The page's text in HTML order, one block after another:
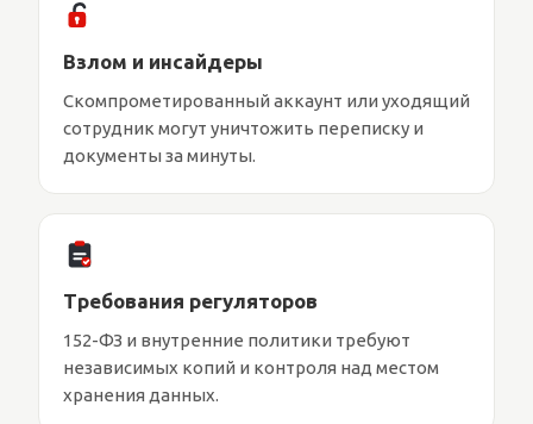
Взлом и инсайдеры
Скомпрометированный аккаунт или уходящий
сотрудник могут уничтожить переписку и
документы за минуты.
Требования регуляторов
152-ФЗ и внутренние политики требуют
независимых копий и контроля над местом
хранения данных.